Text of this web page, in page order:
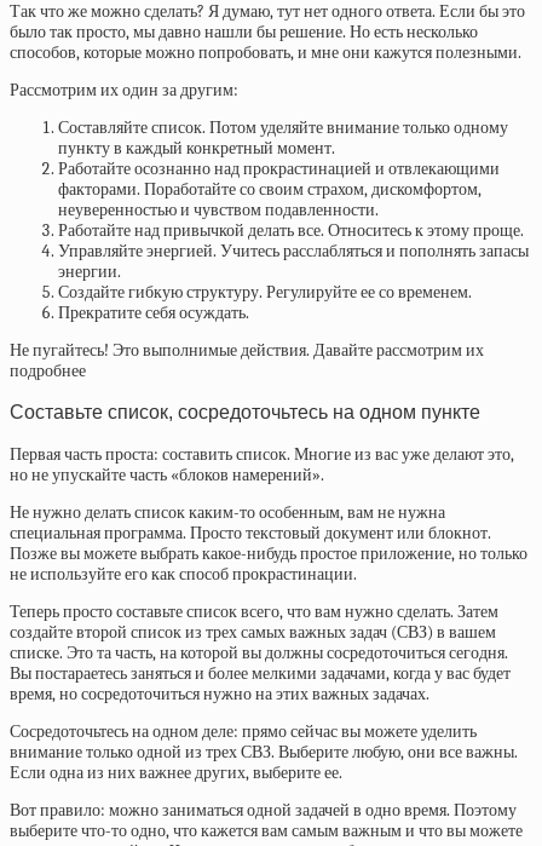
Так что же можно сделать? Я думаю, тут нет одного ответа. Если бы это
было так просто, мы давно нашли бы решение. Но есть несколько
способов, которые можно попробовать, и мне они кажутся полезными.
Рассмотрим их один за другим:
Составляйте список. Потом уделяйте внимание только одному
пункту в каждый конкретный момент.
Работайте осознанно над прокрастинацией и отвлекающими
факторами. Поработайте со своим страхом, дискомфортом,
неуверенностью и чувством подавленности.
Работайте над привычкой делать все. Относитесь к этому проще.
Управляйте энергией. Учитесь расслабляться и пополнять запасы
энергии.
Создайте гибкую структуру. Регулируйте ее со временем.
Прекратите себя осуждать.
Не пугайтесь! Это выполнимые действия. Давайте рассмотрим их
подробнее
Составьте список, сосредоточьтесь на одном пункте
Первая часть проста: составить список. Многие из вас уже делают это,
но не упускайте часть «блоков намерений».
Не нужно делать список каким-то особенным, вам не нужна
специальная программа. Просто текстовый документ или блокнот.
Позже вы можете выбрать какое-нибудь простое приложение, но только
не используйте его как способ прокрастинации.
Теперь просто составьте список всего, что вам нужно сделать. Затем
создайте второй список из трех самых важных задач (СВЗ) в вашем
списке. Это та часть, на которой вы должны сосредоточиться сегодня.
Вы постараетесь заняться и более мелкими задачами, когда у вас будет
время, но сосредоточиться нужно на этих важных задачах.
Сосредоточьтесь на одном деле: прямо сейчас вы можете уделить
внимание только одной из трех СВЗ. Выберите любую, они все важны.
Если одна из них важнее других, выберите ее.
Вот правило: можно заниматься одной задачей в одно время. Поэтому
выберите что-то одно, что кажется вам самым важным и что вы можете